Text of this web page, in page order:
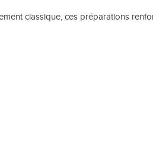
classique, ces préparations